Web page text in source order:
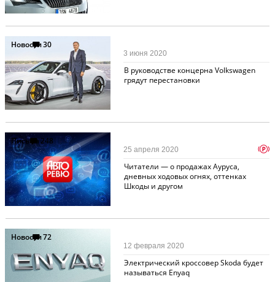
Новости30
В руководстве концерна Volkswagen
грядут перестановки
3 июня 2020
Письма248
Читатели — о продажах Ауруса,
дневных ходовых огнях, оттенках
Шкоды и другом
25 апреля 2020 p
Новости72
Электрический кроссовер Skoda будет
называться Enyaq
12 февраля 2020